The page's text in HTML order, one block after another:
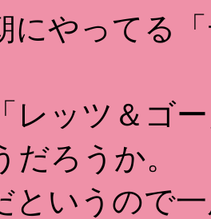
やってる
ッツ＆ゴ
だろうか。
いうので